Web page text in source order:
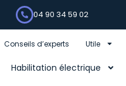
04 90 34 59 02
Conseils d’experts Utile
Habilitation électrique